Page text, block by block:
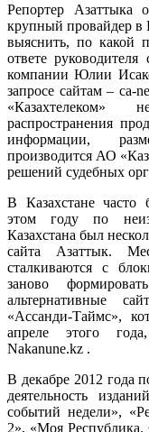
Репортер Азаттыка
крупный провайдер в
выяснить, по какой
ответе
компании Юлии
запросе сайтам – ca-
«Казахтелеком»
распространения
информации,
производится АО
решений судебных
В Казахстане часто
этом году по
Казахстана был
сайта Азаттык.
сталкиваются с
заново
альтернативные
«Ассанди-Таймс»,
апреле этого
Nakanune.kz .
В декабре 2012 года
деятельность
событий недели»,
2», «Моя